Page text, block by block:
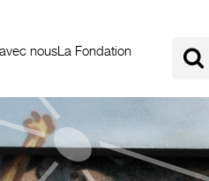
nousLa Fondation